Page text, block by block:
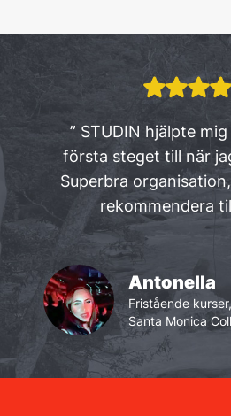
” STUDIN hjälpte
första steget till när
Superbra
rekommendera
Antonella
Fristående
Santa Monica